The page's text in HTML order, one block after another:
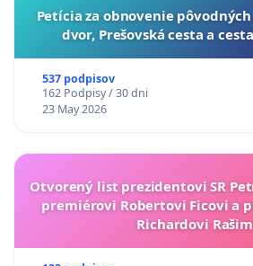
​Petícia za obnovenie
dvor, Prešovská cesta a
537 podpisov
162 Podpisy / 30 dni
23 May 2026
Otvorený list prezidentovi SR
premiérovi Robertovi Ficovi a
Richardovi